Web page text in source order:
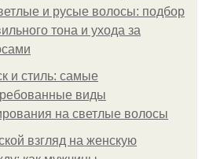
и русые волосы: подбор
тона и ухода за
и стиль: самые
виды
на светлые волосы
взгляд на женскую